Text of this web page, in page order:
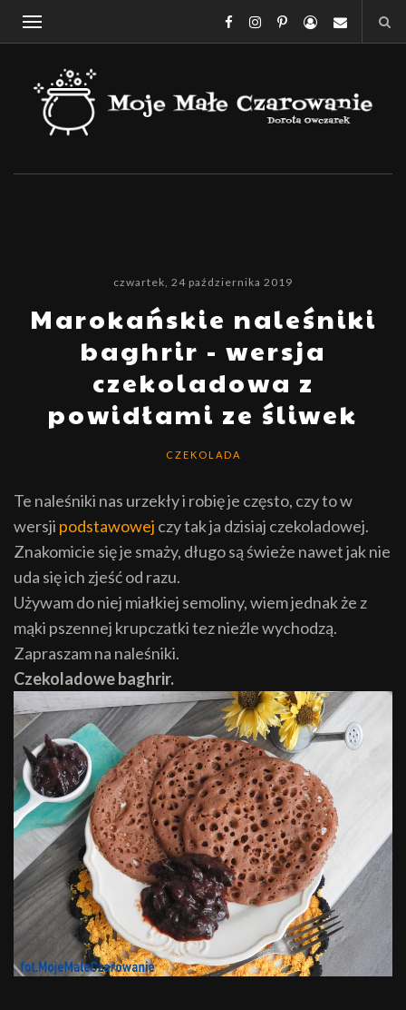
czwartek, 24 października 2019
Marokańskie naleśniki
baghrir - wersja
czekoladowa z
powidłami ze śliwek
CZEKOLADA
Te naleśniki nas urzekły i robię je często, czy to w
wersji podstawowej czy tak ja dzisiaj czekoladowej.
Znakomicie się je smaży, długo są świeże nawet jak nie
uda się ich zjeść od razu.
Używam do niej miałkiej semoliny, wiem jednak że z
mąki pszennej krupczatki tez nieźle wychodzą.
Zapraszam na naleśniki.
Czekoladowe baghrir.